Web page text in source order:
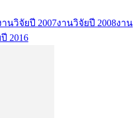
านวิจัยปี 2007งานวิจัยปี 2008งาน
2016